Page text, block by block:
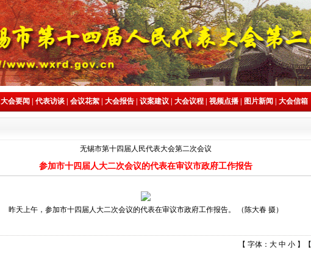
大会要闻 代表访谈 会议花絮 大会报告 议案建议 大会议程 视频点播 图片新闻 大会信箱
无锡市第十四届人民代表大会第二次会议
参加市十四届人大二次会议的代表在审议市政府工作报告
昨天上午，参加市十四届人大二次会议的代表在审议市政府工作报告。 （陈大春 摄）
【 字体： 大 中 小】【